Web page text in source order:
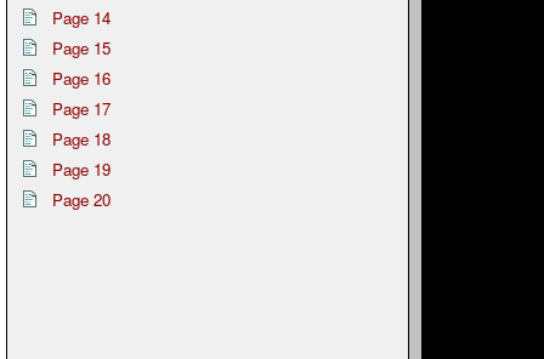
Page 14
Page 15
Page 16
Page 17
Page 18
Page 19
Page 20